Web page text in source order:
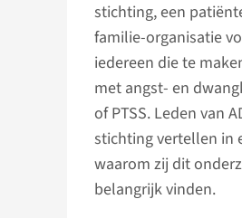
stichting, een
familie-organisatie
iedereen die te
met angst- en
of PTSS. Leden van
stichting vertellen in
waarom zij dit
belangrijk vinden.